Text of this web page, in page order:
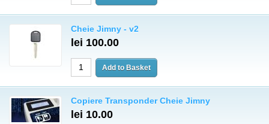
Cheie Jimny - v2
lei 100.00
Copiere Transponder Cheie Jimny
lei 10.00